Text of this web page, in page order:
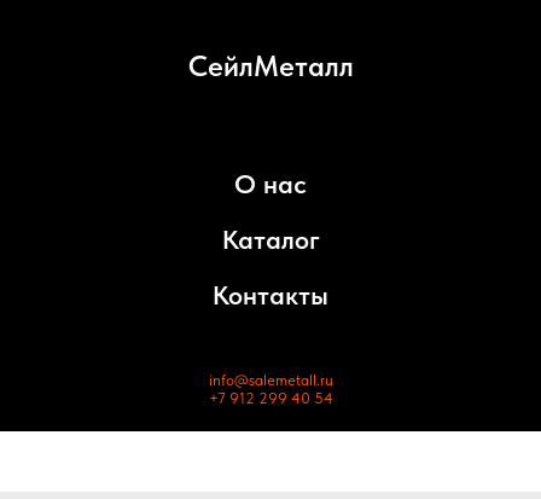
СейлМеталл
О нас
Каталог
Контакты
info@salemetall.ru
+7 912 299 40 54